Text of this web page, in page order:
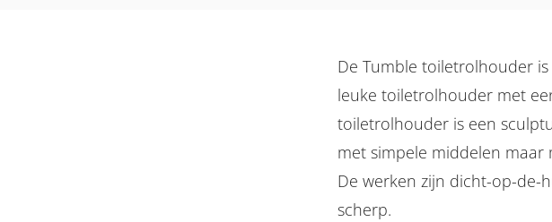
De Tumble toiletrolhouder
leuke toiletrolhouder met
toiletrolhouder is een
met simpele middelen maar
De werken zijn dicht-op-de-
scherp.